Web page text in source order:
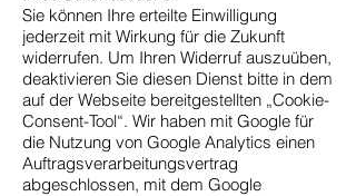
Sie können Ihre erteilte Einwilligung
jederzeit mit Wirkung für die Zukunft
widerrufen. Um Ihren Widerruf auszuüben,
deaktivieren Sie diesen Dienst bitte in dem
auf der Webseite bereitgestellten „Cookie-
Consent-Tool“. Wir haben mit Google für
die Nutzung von Google Analytics einen
Auftragsverarbeitungsvertrag
abgeschlossen, mit dem Google